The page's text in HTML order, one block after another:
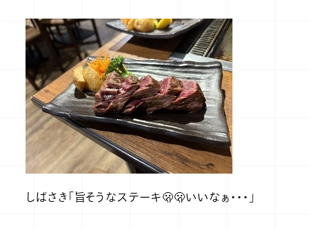
しばさき「旨そうなステーキ🫢🫢いいなぁ・・・」